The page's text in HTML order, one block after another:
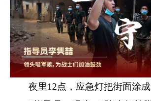
夜里12点，应急灯把街面涂成